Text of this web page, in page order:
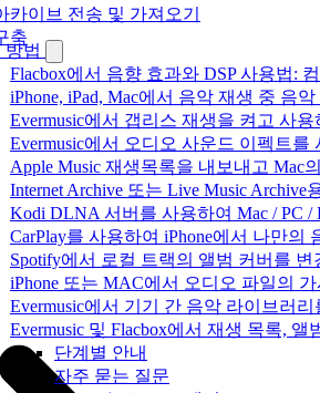
방법
Flacbox에서 음향 효과와 DSP 사용법:
iPhone, iPad, Mac에서 음악 재생 중 음
Evermusic에서 갭리스 재생을 켜고 사
Evermusic에서 오디오 사운드 이펙트
Apple Music 재생목록을 내보내고 Mac
Internet Archive 또는 Live Music
Kodi DLNA 서버를 사용하여 Mac / PC
CarPlay를 사용하여 iPhone에서 나만의
Spotify에서 로컬 트랙의 앨범 커버를
iPhone 또는 MAC에서 오디오 파일의
Evermusic에서 기기 간 음악 라이브러
Evermusic 및 Flacbox에서 재생 목록,
단계별 안내
자주 묻는 질문
카이브 전송 및 가져오기
축